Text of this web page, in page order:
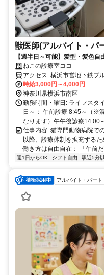
獣医師(アルバイト・パ
【週半日～可能】髪型・髪色
円～！W ワークなどの掛け持
ねこの診療室ココ
アクセス: 横浜市営地下鉄ブルーライン / 吉野町駅 1番出口 徒歩5分 横
浜市営地下鉄ブルーライン /
金町駅 徒歩8分
時給3,000円～4,000円
神奈川県横浜市南区
勤務時間・曜日: ライフスタ
日～： 午前診療 8:45～（※
なります）午午後診療14:00
仕事内容: 猫専門動物病院で
以降、診療体制を拡充する
働き方は自由自在： 「午前
週1日からOK シフト自由 駅近5分
アルバイト・パート